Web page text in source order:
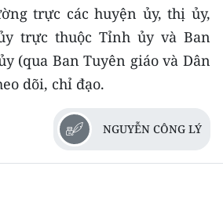
nghệ
trực các huyện ủy, thị ủy,
trực thuộc Tỉnh ủy và Ban
(qua Ban Tuyên giáo và Dân
dõi, chỉ đạo.
NGUYỄN CÔNG LÝ